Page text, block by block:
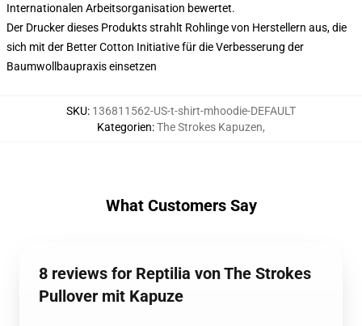
Internationalen Arbeitsorganisation bewertet.
Der Drucker dieses Produkts strahlt Rohlinge von Herstellern aus, die
sich mit der Better Cotton Initiative für die Verbesserung der
Baumwollbaupraxis einsetzen
SKU: 136811562-US-t-shirt-mhoodie-DEFAULT
Kategorien:The Strokes Kapuzen,
What Customers Say
8 reviews for Reptilia von The Strokes
Pullover mit Kapuze